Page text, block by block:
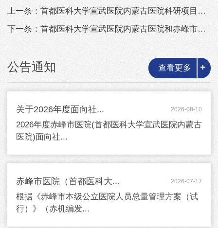
上一条：首都医科大学宣武医院内蒙古医院科研项目组招聘专职科研助理公告
下一条：首都医科大学宣武医院内蒙古医院和赤峰市医院2026年度“绿色通道...
公告通知 查看更多 +
关于2026年度面向社... 2026-08-10
2026年度赤峰市医院(首都医科大学宣武医院内蒙古
医院)面向社...
赤峰市医院（首都医科大... 2026-07-17
根据《赤峰市本级公立医院人员总量管理方案（试
行）》（赤机编发...